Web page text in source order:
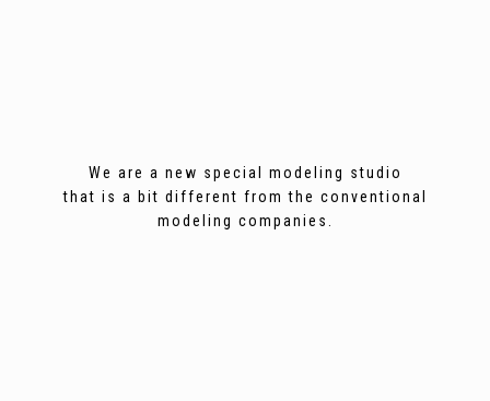
We are a new special modeling studio
that is a bit different from the conventional
modeling companies.